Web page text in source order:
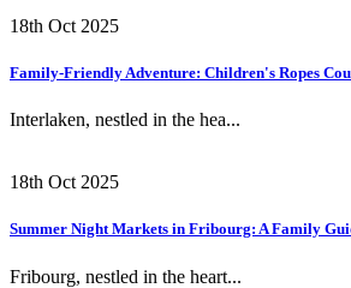
18th Oct 2025
Family-Friendly Adventure: Children's Ropes
Interlaken, nestled in the hea...
18th Oct 2025
Summer Night Markets in Fribourg: A Family
Fribourg, nestled in the heart...